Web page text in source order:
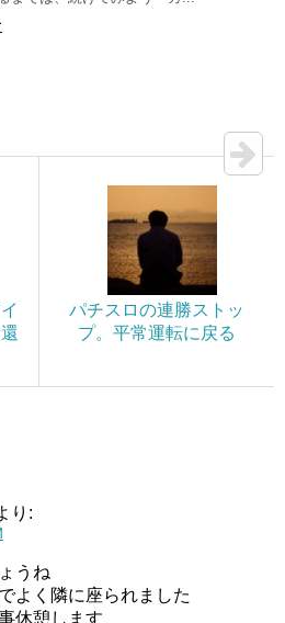
パチスロの連勝ストッ
プ。平常運転に戻る
り:
うね
よく隣に座られました
休憩します